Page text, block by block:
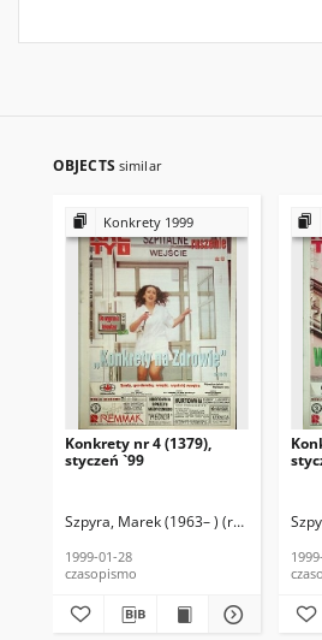
OBJECTS similar
Konkrety 1999
Konkrety nr 4 (1379),
styczeń `99
Szpyra, Marek (1963– ) (red. nacz.)
1999-01-28
czasopismo